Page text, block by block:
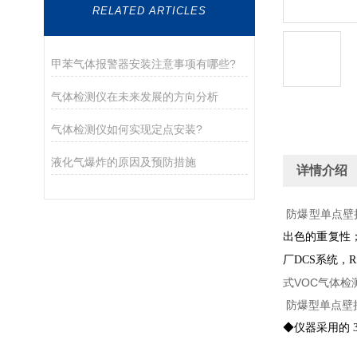
RELATED ARTICLES
甲苯气体报警器安装注意事项有哪些?
气体检测仪在未来发展的方向分析
气体检测仪如何实现定点安装?
液化气爆炸的原因及预防措施
详情介绍
防爆型单点
出色的重复性
厂DCS系统，
式VOC气体检
防爆型单点
◆仪器采用的